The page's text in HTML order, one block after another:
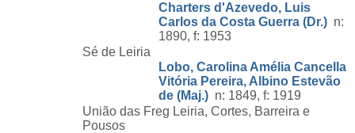
Charters d'Azevedo, Luis
Carlos da Costa Guerra (Dr.) n:
1890, f: 1953
Sé de Leiria
Lobo, Carolina Amélia Cancella
Vitória Pereira, Albino Estevão
de (Maj.) n: 1849, f: 1919
União das Freg Leiria, Cortes, Barreira e
Pousos